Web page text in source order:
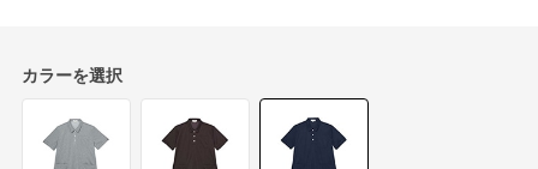
カラーを選択